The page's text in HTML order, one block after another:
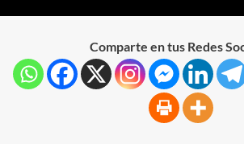
Comparte en tus Redes